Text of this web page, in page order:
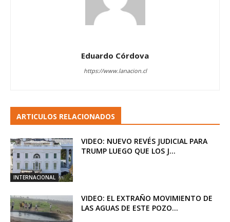
Eduardo Córdova
https://www.lanacion.cl
ARTICULOS RELACIONADOS
INTERNACIONAL
VIDEO: NUEVO REVÉS JUDICIAL PARA
TRUMP LUEGO QUE LOS J...
VIDEO: EL EXTRAÑO MOVIMIENTO DE
LAS AGUAS DE ESTE POZO...